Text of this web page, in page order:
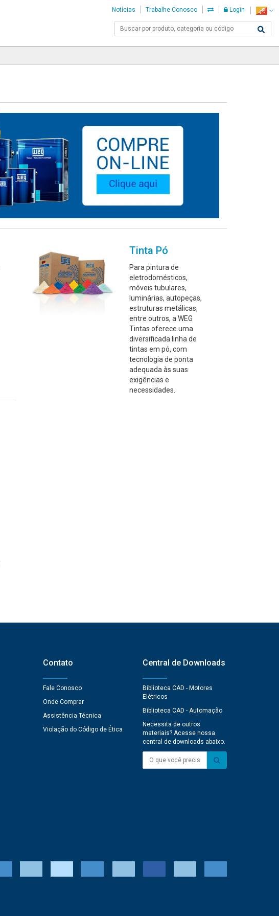
Notícias Trabalhe Conosco Login
Tinta Pó
Para pintura de
eletrodomésticos,
móveis tubulares,
luminárias, autopeças,
estruturas metálicas,
entre outros, a WEG
Tintas oferece uma
diversificada linha de
tintas em pó, com
tecnologia de ponta
adequada às suas
exigências e
necessidades.
Contato
Fale Conosco
Onde Comprar
Assistência Técnica
Violação do Código de Ética
Central de Downloads
Biblioteca CAD - Motores
Elétricos
Biblioteca CAD - Automação
Necessita de outros
materiais? Acesse nossa
central de downloads abaixo.